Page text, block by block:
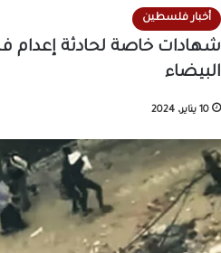
أخبار فلسطين
شهادات خاصة لحادثة إعدام
البيضاء
10 يناير، 2024